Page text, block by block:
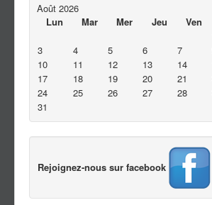
Août 2026
Lun
Mar Mer Jeu Ven
3
4 5 6 7
10
11 12 13 14
17
18 19 20 21
24
25 26 27 28
31
Rejoignez-nous sur facebook